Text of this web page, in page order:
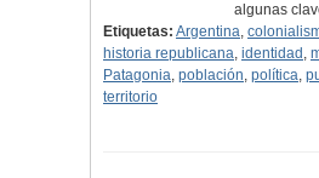
algunas
Etiquetas: Argentina,
historia republicana, identidad ,
Patagonia, población, política,
territorio